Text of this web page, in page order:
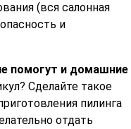
(вся салонная
и
помогут и домашние
Сделайте такое
пилинга
отдать